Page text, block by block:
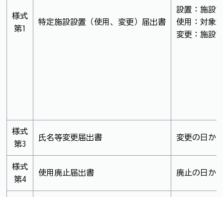
様式
第1
特定施設設置（使用、変更）届出書
設置：施設
使用：対象
変更：施設
様式
第3
氏名等変更届出書 変更の日か
様式
第4
使用廃止届出書 廃止の日か